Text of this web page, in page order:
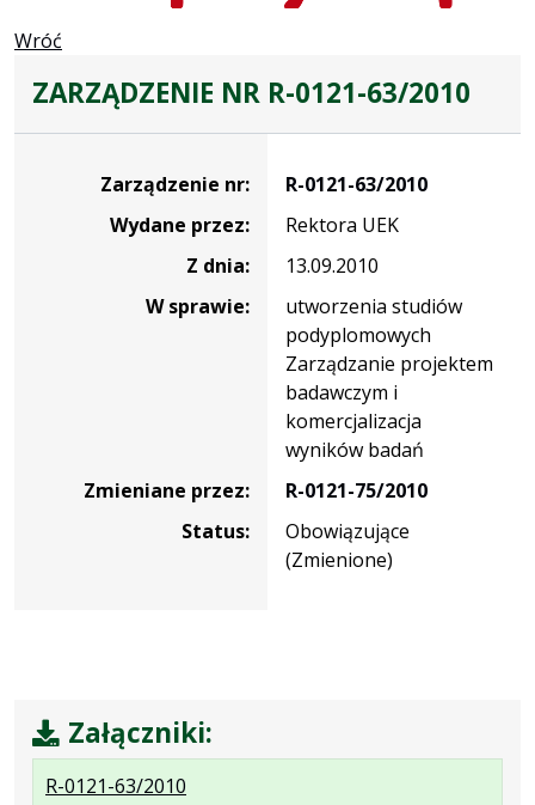
Wróć
ZARZĄDZENIE NR R-0121-63/2010
Zarządzenie nr:
R-0121-63/2010
Wydane przez:
Rektora UEK
Z dnia:
13.09.2010
W sprawie:
utworzenia studiów
podyplomowych
Zarządzanie projektem
badawczym i
komercjalizacja
wyników badań
Zmieniane przez:
R-0121-75/2010
Status:
Obowiązujące
(Zmienione)
Załączniki:
R-0121-63/2010